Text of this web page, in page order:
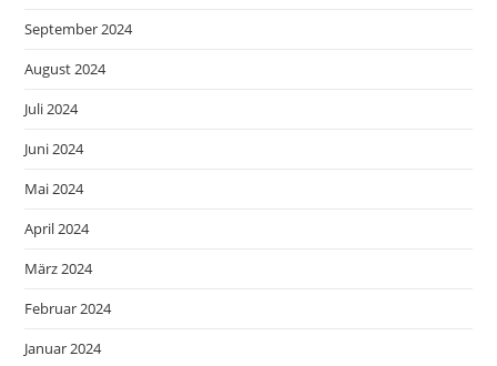
September 2024
August 2024
Juli 2024
Juni 2024
Mai 2024
April 2024
März 2024
Februar 2024
Januar 2024